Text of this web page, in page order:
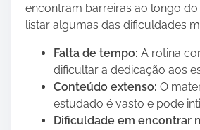
ã
o
encontram barreiras ao longo do
listar algumas das dificuldades
Falta de tempo: A rotina
dificultar a dedicação aos
Conteúdo extenso: O
estudado é vasto e pode
Dificuldade em encontrar